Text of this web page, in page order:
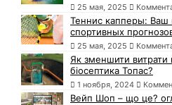
25 мая, 2025
Теннис капперы: Ваш
спортивных
25 мая, 2025
Як зменшити витрати
біосептика Топас?
1 ноября, 2024
Вейп Шоп – що це?